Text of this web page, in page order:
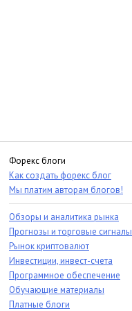
Форекс блоги
Как создать форекс блог
Мы платим авторам блогов!
Обзоры и аналитика рынка
Прогнозы и торговые сигналы
Рынок криптовалют
Инвестиции, инвест-счета
Программное обеспечение
Обучающие материалы
Платные блоги